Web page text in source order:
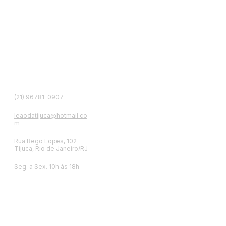
(21) 96781-0907
leaodatijuca@hotmail.co
m
Rua Rego Lopes, 102 -
Tijuca, Rio de Janeiro/RJ
Seg. a Sex. 10h às 18h